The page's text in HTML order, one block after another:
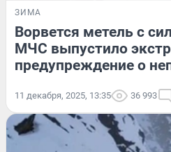
ЗИМА
Ворвется метель с
МЧС выпустило
предупреждение о
11 декабря, 2025, 13:35 36 993